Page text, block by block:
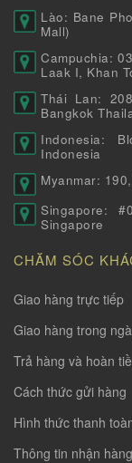
Lào: Bane
Mall)
Campuchia:
Laak I, Khan
Thái Lan:
Bangkok
Indonesia:
Indonesia
Myanmar:
Singapore:
Singapore
CHĂM SÓC
Giao hàng trực tiếp
Giao hàng trong
Trả hàng và hoàn
Cách thức gửi hàng
Hình thức thanh
Thông tin nhận hàng